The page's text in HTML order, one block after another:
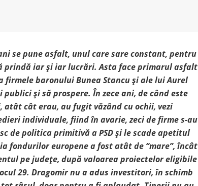
se pune asfalt, unul care sare constant, pentru
prindă iar și iar lucrări. Asta face primarul asfalt
firmele baronului Bunea Stancu și ale lui Aurel
publici și să prospere. În zece ani, de când este
cât erau, au fugit văzând cu ochii, vezi
individuale, fiind în avarie, zeci de firme s-au
de politica primitivă a PSD și le scade apetitul
fondurilor europene a fost atât de “mare”, încât
pe județe, după valoarea proiectelor eligibile
29. Dragomir nu a adus investitori, în schimb